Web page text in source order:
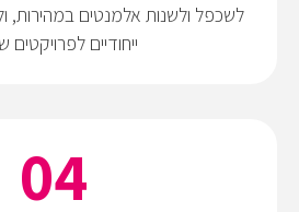
לשכפל ולשנות אלמנטים במהירות,
ייחודיים